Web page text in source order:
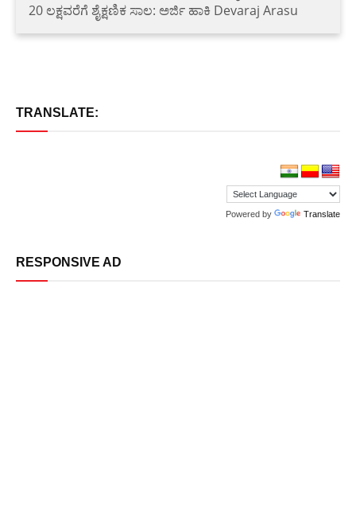
20 ಲಕ್ಷವರೆಗೆ ಶೈಕ್ಷಣಿಕ ಸಾಲ: ಅರ್ಜಿ ಹಾಕಿ Devaraj Arasu
TRANSLATE:
Powered by Translate
RESPONSIVE AD